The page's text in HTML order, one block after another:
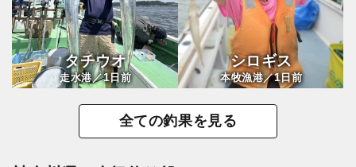
タチウオ
走水港／1日前
シロギス
本牧漁港／1日前
全ての釣果を見る